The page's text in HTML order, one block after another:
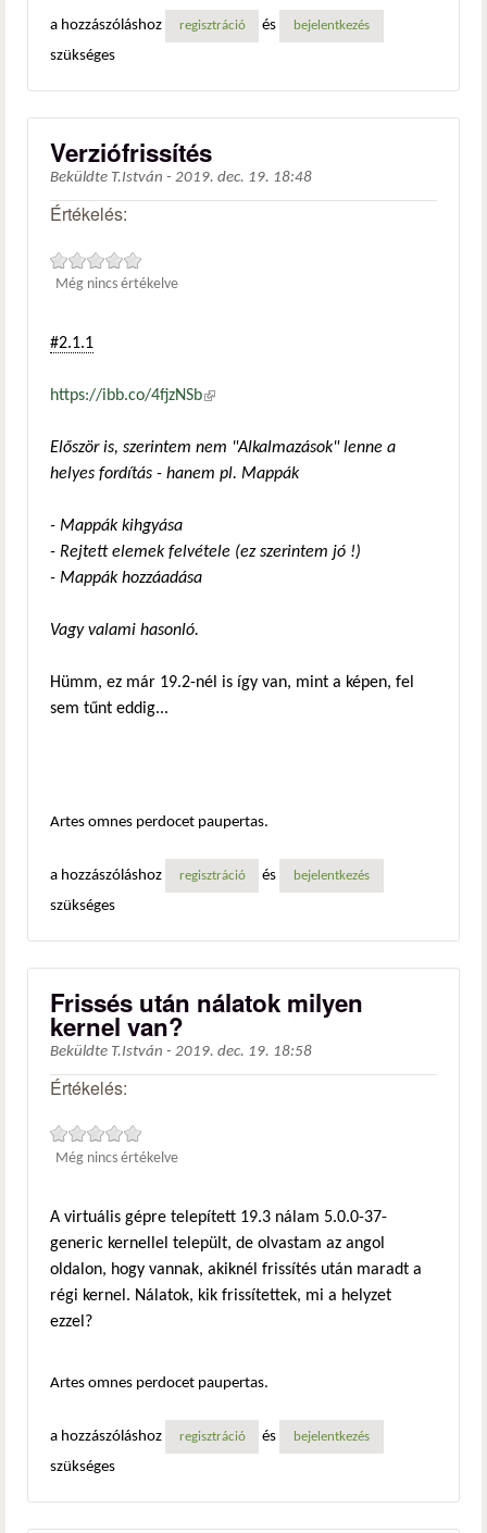
a hozzászóláshoz regisztráció és bejelentkezés
szükséges
Verziófrissítés
Beküldte T.István - 2019. dec. 19. 18:48
Értékelés:
Még nincs értékelve
#2.1.1
https://ibb.co/4fjzNSb(külső hivatkozás)
Először is, szerintem nem "Alkalmazások" lenne a
helyes fordítás - hanem pl. Mappák
- Mappák kihgyása
- Rejtett elemek felvétele (ez szerintem jó !)
- Mappák hozzáadása
Vagy valami hasonló.
Hümm, ez már 19.2-nél is így van, mint a képen, fel
sem tűnt eddig...
Artes omnes perdocet paupertas.
a hozzászóláshoz regisztráció és bejelentkezés
szükséges
Frissés után nálatok milyen
kernel van?
Beküldte T.István - 2019. dec. 19. 18:58
Értékelés:
Még nincs értékelve
A virtuális gépre telepített 19.3 nálam 5.0.0-37-
generic kernellel települt, de olvastam az angol
oldalon, hogy vannak, akiknél frissítés után maradt a
régi kernel. Nálatok, kik frissítettek, mi a helyzet
ezzel?
Artes omnes perdocet paupertas.
a hozzászóláshoz regisztráció és bejelentkezés
szükséges